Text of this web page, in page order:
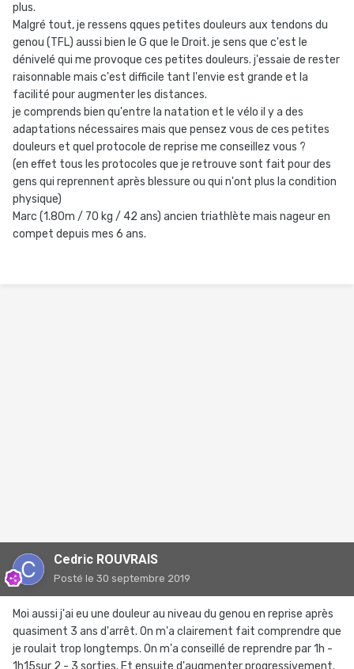
plus.
Malgré tout, je ressens qques petites douleurs aux tendons du
genou (TFL) aussi bien le G que le Droit. je sens que c'est le
dénivelé qui me provoque ces petites douleurs. j'essaie de rester
raisonnable mais c'est difficile tant l'envie est grande et la
facilité pour augmenter les distances.
je comprends bien qu'entre la natation et le vélo il y a des
adaptations nécessaires mais que pensez vous de ces petites
douleurs et quel protocole de reprise me conseillez vous ?
(en effet tous les protocoles que je retrouve sont fait pour des
gens qui reprennent après blessure ou qui n'ont plus la condition
physique)
Marc (1.80m / 70 kg / 42 ans) ancien triathlète mais nageur en
compet depuis mes 6 ans.
Cedric ROUVRAIS
Posté le 30 septembre 2019
Moi aussi j'ai eu une douleur au niveau du genou en reprise après
quasiment 3 ans d'arrêt. On m'a clairement fait comprendre que
je roulait trop longtemps. On m'a conseillé de reprendre par 1h -